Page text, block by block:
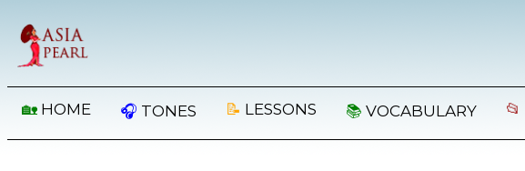
🏡 HOME 🎧 TONES 📝 LESSONS 📚 VOCABULARY 📂